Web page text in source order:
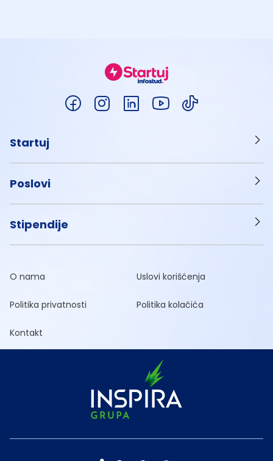
Startuj
Poslovi
Stipendije
O nama Uslovi korišćenja
Politika privatnosti Politika kolačića
Kontakt